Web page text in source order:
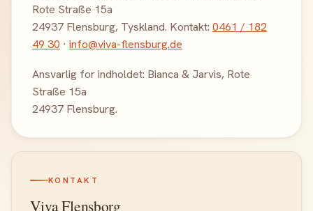
Rote Straße 15a
24937 Flensburg, Tyskland. Kontakt: 0461 / 182
49 30 · info@viva-flensburg.de
Ansvarlig for indholdet: Bianca & Jarvis, Rote
Straße 15a
24937 Flensburg.
KONTAKT
Viva Flensborg